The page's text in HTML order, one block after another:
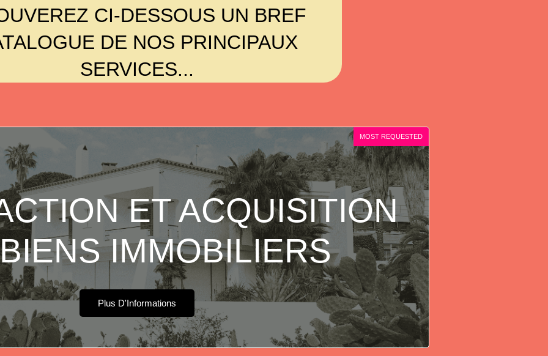
CI-DESSOUS UN BREF
DE NOS PRINCIPAUX
SERVICES...
ET ACQUISITION
IMMOBILIERS
Plus D'Informations
MOST REQUESTED